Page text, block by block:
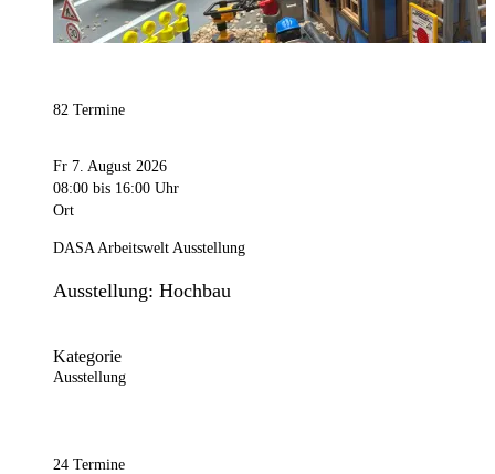
82 Termine
Fr 7. August 2026
08:00 bis 16:00 Uhr
Ort
DASA Arbeitswelt Ausstellung
Ausstellung: Hochbau
Kategorie
Ausstellung
24 Termine